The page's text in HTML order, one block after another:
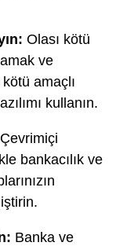
Olası kötü
ve
amaçlı
kullanın.
Çevrimiçi
bankacılık ve
Banka ve